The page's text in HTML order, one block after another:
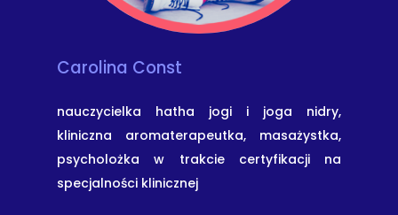
Carolina Const
nauczycielka hatha jogi i joga nidry,
kliniczna aromaterapeutka, masażystka,
psycholożka w trakcie certyfikacji na
specjalności klinicznej